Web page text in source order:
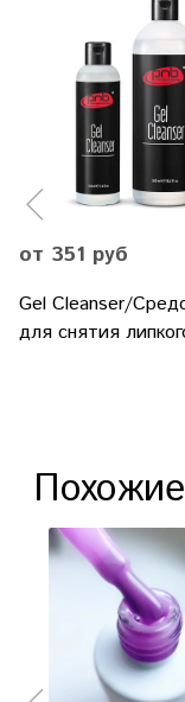
от 351 руб
Gel Cleanser/
для снятия